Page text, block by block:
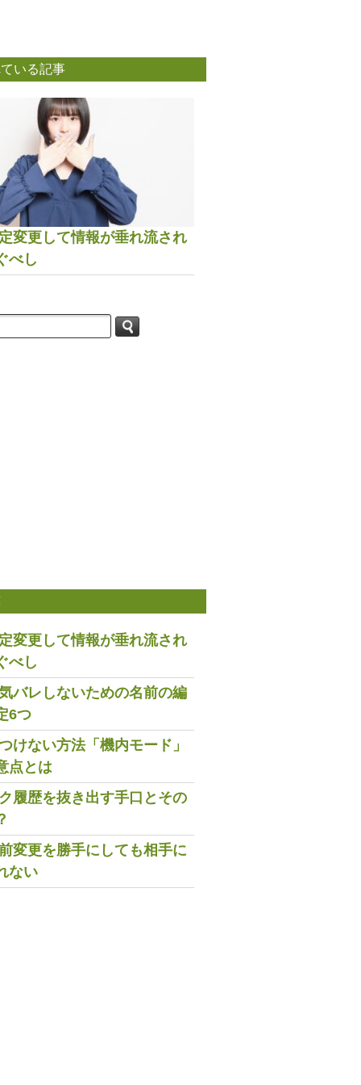
いる記事
変更して情報が垂れ流され
べし
変更して情報が垂れ流され
べし
バレしないための名前の編
6つ
けない方法「機内モード」
点とは
履歴を抜き出す手口とその
変更を勝手にしても相手に
ない